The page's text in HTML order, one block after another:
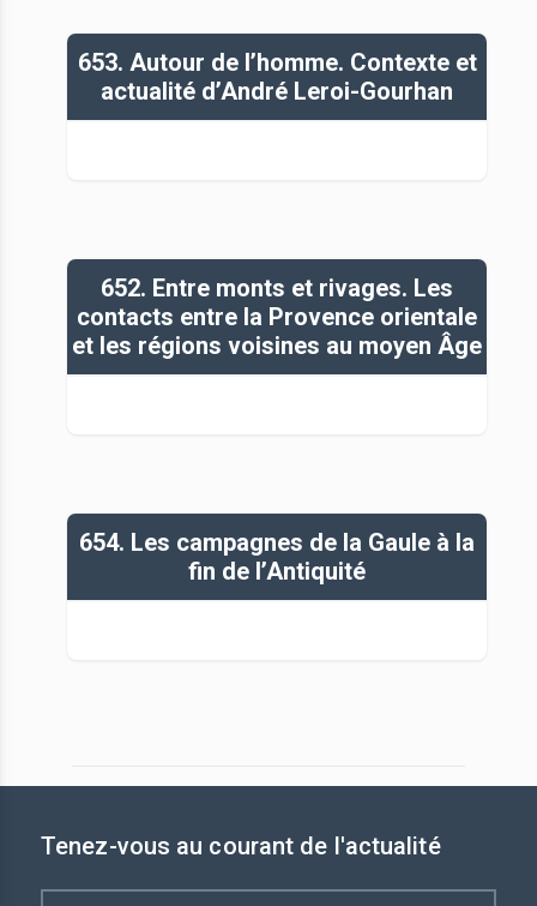
653. Autour de l’homme. Contexte et
actualité d’André Leroi-Gourhan
652. Entre monts et rivages. Les
contacts entre la Provence orientale
et les régions voisines au moyen Âge
654. Les campagnes de la Gaule à la
fin de l’Antiquité
Tenez-vous au courant de l'actualité